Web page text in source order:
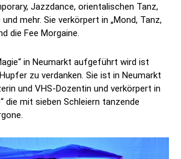
Jazzdance, orientalischen Tanz,
mehr. Sie verkörpert in „Mond, Tanz,
die Fee Morgaine.
in Neumarkt aufgeführt wird ist
zu verdanken. Sie ist in Neumarkt
und VHS-Dozentin und verkörpert in
die mit sieben Schleiern tanzende